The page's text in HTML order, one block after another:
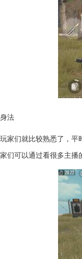
法
家们就比较熟悉了，
们可以通过看很多主播